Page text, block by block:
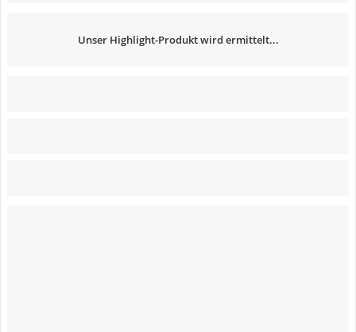
Unser Highlight-Produkt wird ermittelt...